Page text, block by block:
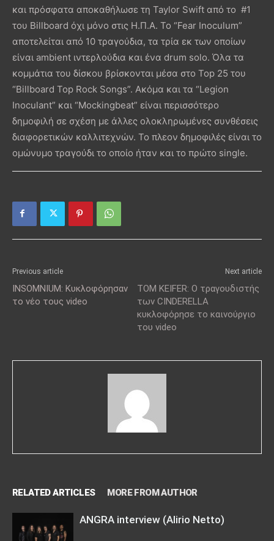
και πρόσφατα αποκαθήλωσε τη Taylor Swift από το #1
του Billboard όχι μόνο στις Η.Π.Α. Το “Fear Inoculum”
αποτελείται από 10 τραγούδια, τα τρία εκ των οποίων
είναι ambient ιντερλούδια και ένα drum solo. Όλα τα
κομμάτια του δίσκου βρίσκονται μέσα στο Top 25 του
“Billboard Top Rock Songs”. Ακόμα και τα “Legion
Inoculant” και “Mockingbeat” είναι περισσότερο
δημοφιλή σε σχέση με άλλες ολοκληρωμένες συνθέσεις
διαφορετικών καλλιτεχνών. Το πλεον δημοφιλές είναι το
ομώνυμο τραγούδι το οποίο ήταν και το πρώτο single.
Previous article
INSOMNIUM: Κυκλοφόρησαν
το νέο τους video
Next article
TOM KEIFER: Ο τραγουδιστής
των CINDERELLA
κυκλοφόρησε το καινούργιο
του video
RELATED ARTICLES MORE FROM AUTHOR
ANGRA interview (Alirio Netto)